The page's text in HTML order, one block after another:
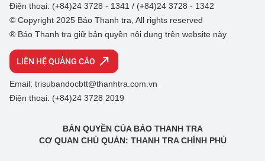
Điện thoại: (+84)24 3728 - 1341 / (+84)24 3728 - 1342
© Copyright 2025 Báo Thanh tra, All rights reserved
® Báo Thanh tra giữ bản quyền nội dung trên website này
LIÊN HỆ QUẢNG CÁO
Email: trisubandocbtt@thanhtra.com.vn
Điện thoại: (+84)24 3728 2019
BẢN QUYỀN CỦA BÁO THANH TRA
CƠ QUAN CHỦ QUẢN: THANH TRA CHÍNH PHỦ